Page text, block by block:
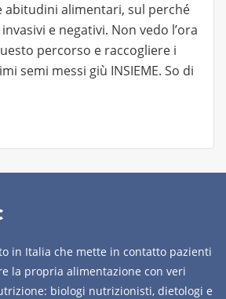
alimentari, sul perché
e negativi. Non vedo l’ora
percorso e raccogliere i
semi messi giù INSIEME. So di
in Italia che mette in contatto pazienti
la propria alimentazione con veri
biologi nutrizionisti, dietologi e